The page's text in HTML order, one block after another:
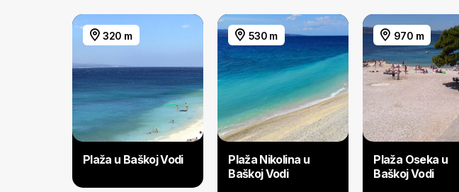
320 m
Plaža u Baškoj Vodi
530 m
Plaža Nikolina u
Baškoj Vodi
970 m
Plaža Oseka u
Baškoj Vodi